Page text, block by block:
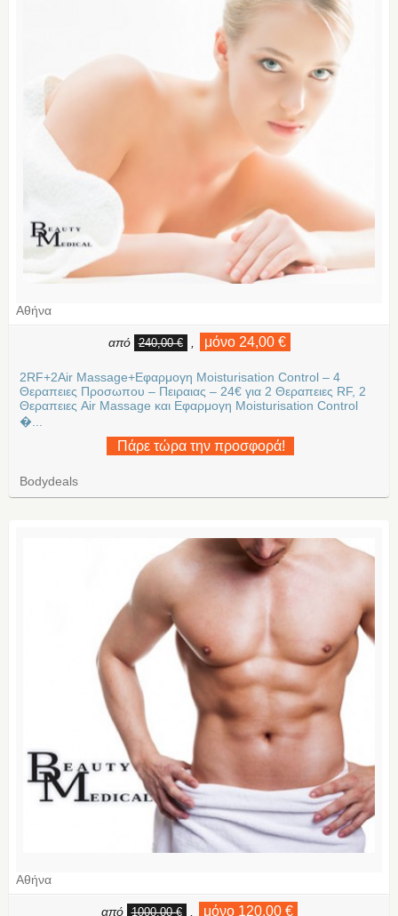
Αθήνα
από 240,00 € μόνο 24,00 €
2RF+2Air Massage+Εφαρμογη Moisturisation Control – 4
Θεραπειες Προσωπου – Πειραιας – 24€ για 2 Θεραπειες RF, 2
Θεραπειες Air Massage και Εφαρμογη Moisturisation Control
�...
Πάρε τώρα την προσφορά!
Bodydeals
Αθήνα
από 1000,00 € μόνο 120,00 €